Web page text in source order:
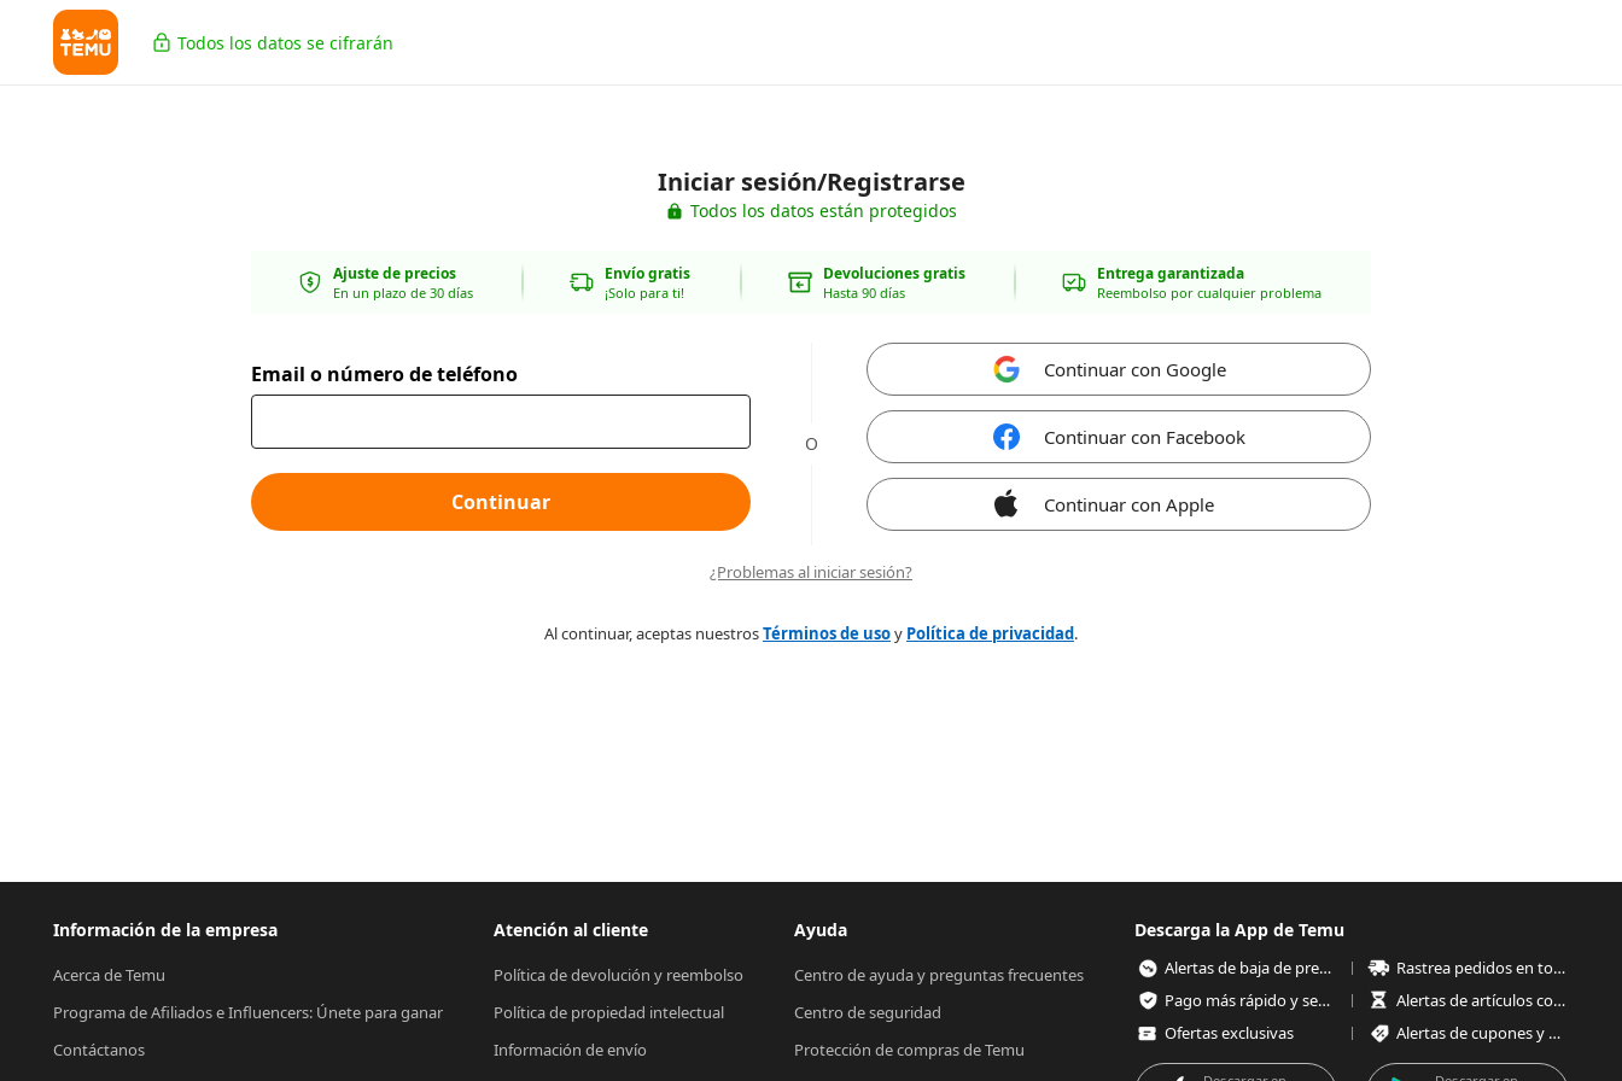
Todos los datos se cifrarán
Iniciar sesión/Registrarse
Todos los datos están protegidos
Ajuste de precios
En un plazo de 30 días
Envío gratis
¡Solo para ti!
Devoluciones gratis
Hasta 90 días
Entrega garantizada
Reembolso por cualquier problema
Email o número de teléfono
Continuar
O
Continuar con Google
Continuar con Facebook
Continuar con Apple
¿Problemas al iniciar sesión?
Al continuar, aceptas nuestrosTérminos de usoy Política de privacidad.
Información de la empresa
Acerca de Temu
Programa de Afiliados e Influencers: Únete para ganar
Contáctanos
Atención al cliente
Política de devolución y reembolso
Política de propiedad intelectual
Información de envío
Ayuda
Centro de ayuda y preguntas frecuentes
Centro de seguridad
Protección de compras de Temu
Descarga la App de Temu
Alertas de baja de precios
Rastrea pedidos en todo momento
Pago más rápido y seguro
Alertas de artículos con poco stock
Ofertas exclusivas
Alertas de cupones y ofertas